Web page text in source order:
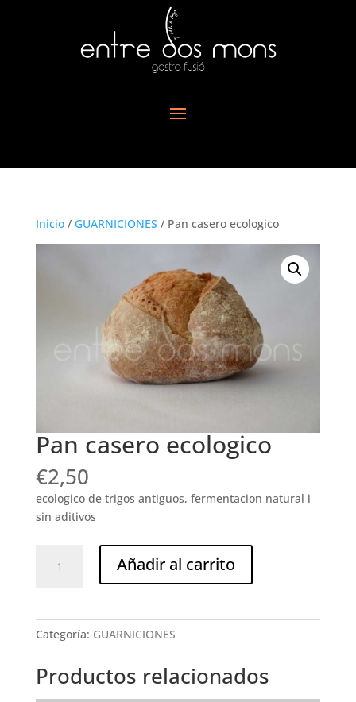
Inicio/ GUARNICIONES / Pan casero ecologico
Pan casero ecologico
€2,50
ecologico de trigos antiguos, fermentacion natural i
sin aditivos
casero
Añadir al carrito
Categoría: GUARNICIONES
Productos relacionados